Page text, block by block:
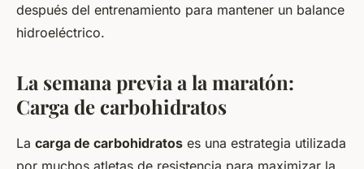
después del entrenamiento para mantener un balance
hidroeléctrico.
La semana previa a la maratón:
Carga de carbohidratos
La carga de carbohidratos es una estrategia utilizada
por muchos atletas de resistencia para maximizar la